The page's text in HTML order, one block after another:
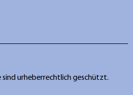
sind urheberrechtlich geschützt.